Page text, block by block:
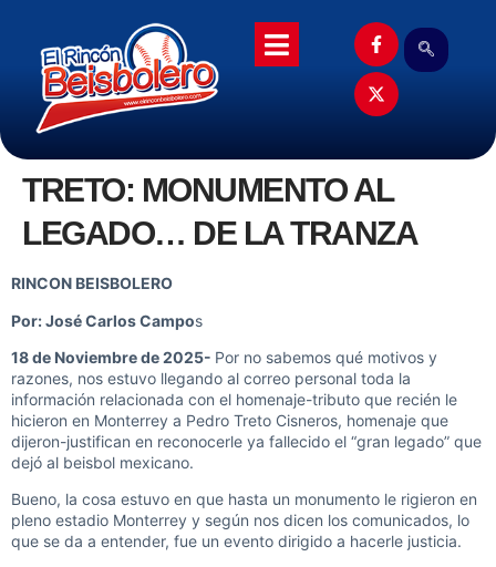
TRETO: MONUMENTO AL
LEGADO… DE LA TRANZA
RINCON BEISBOLERO
Por: José Carlos Campos
18 de Noviembre de 2025- Por no sabemos qué motivos y
razones, nos estuvo llegando al correo personal toda la
información relacionada con el homenaje-tributo que recién le
hicieron en Monterrey a Pedro Treto Cisneros, homenaje que
dijeron-justifican en reconocerle ya fallecido el “gran legado” que
dejó al beisbol mexicano.
Bueno, la cosa estuvo en que hasta un monumento le rigieron en
pleno estadio Monterrey y según nos dicen los comunicados, lo
que se da a entender, fue un evento dirigido a hacerle justicia.